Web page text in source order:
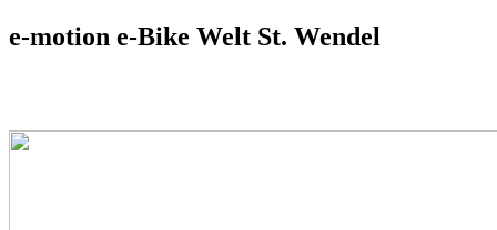
e-motion e-Bike Welt St. Wendel